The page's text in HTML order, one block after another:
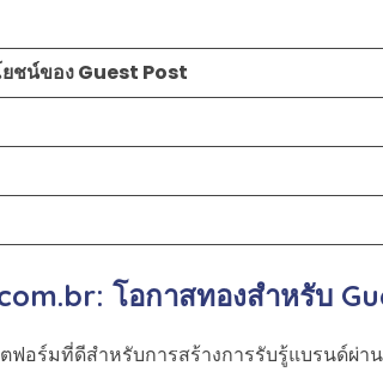
ยชน์ของ Guest Post
โอกาสทองสำหรับ
ฟอร์มที่ดีสำหรับการสร้างการรับรู้แบรนด์